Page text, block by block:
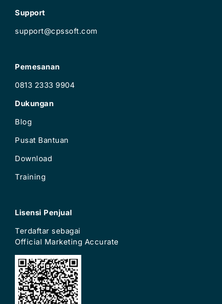
Support
support@cpssoft.com
Pemesanan
0813 2333 9904
Dukungan
Blog
Pusat Bantuan
Download
Training
Lisensi Penjual
Terdaftar sebagai
Official Marketing Accurate